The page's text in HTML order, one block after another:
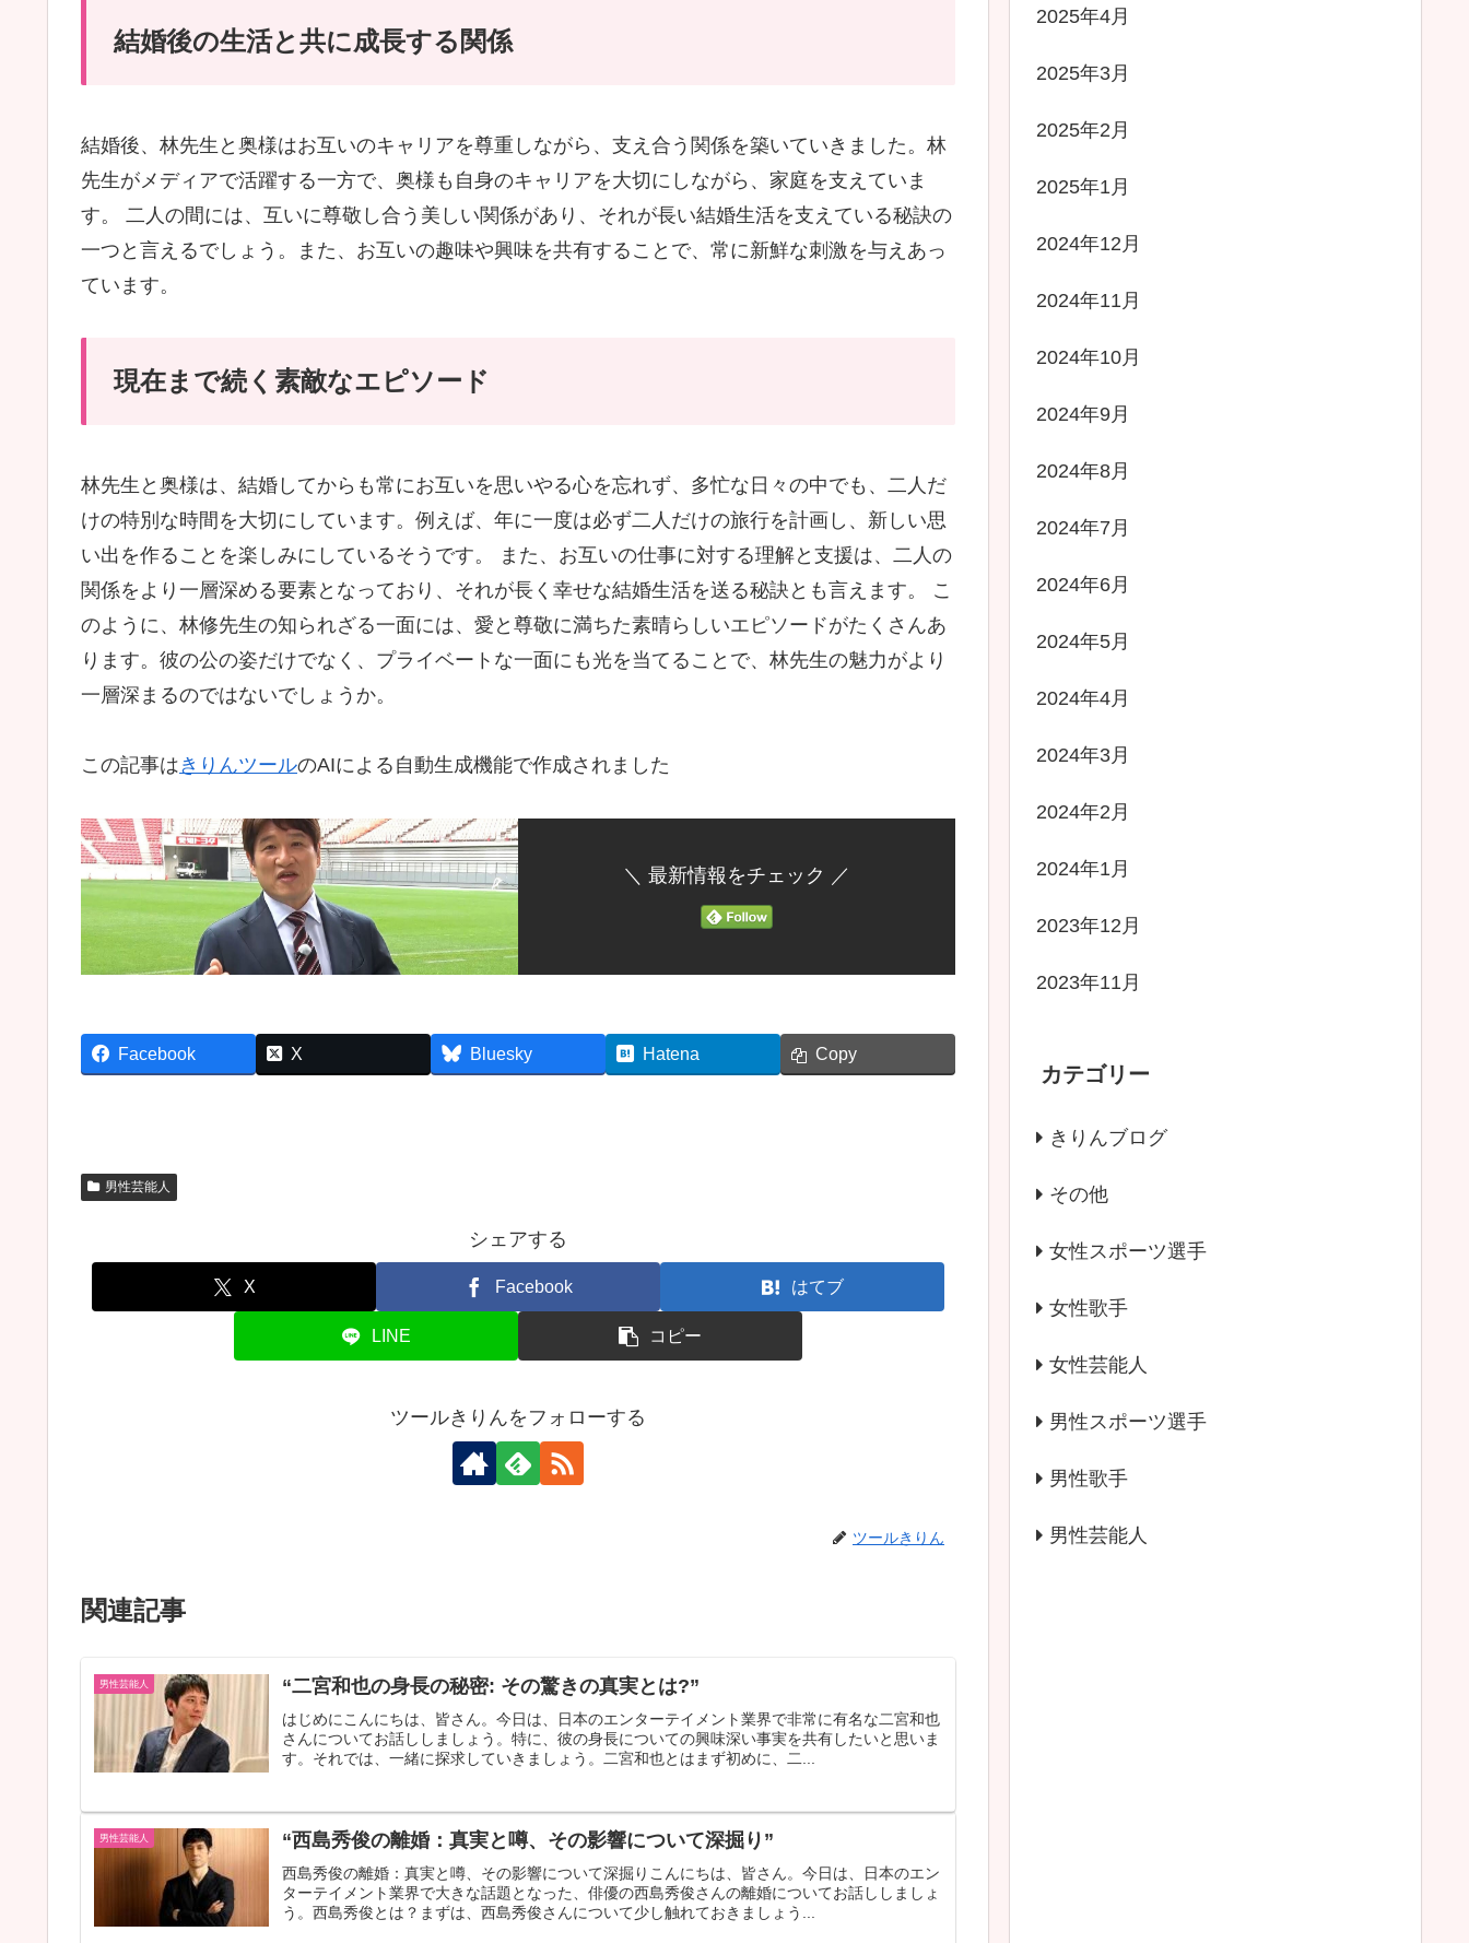
結婚後の生活と共に成長する関係
結婚後、林先生と奥様はお互いのキャリアを尊重しながら、支え合う関係を築いていきました。林
先生がメディアで活躍する一方で、奥様も自身のキャリアを大切にしながら、家庭を支えていま
す。 二人の間には、互いに尊敬し合う美しい関係があり、それが長い結婚生活を支えている秘訣の
一つと言えるでしょう。また、お互いの趣味や興味を共有することで、常に新鮮な刺激を与えあっ
ています。
現在まで続く素敵なエピソード
林先生と奥様は、結婚してからも常にお互いを思いやる心を忘れず、多忙な日々の中でも、二人だ
けの特別な時間を大切にしています。例えば、年に一度は必ず二人だけの旅行を計画し、新しい思
い出を作ることを楽しみにしているそうです。 また、お互いの仕事に対する理解と支援は、二人の
関係をより一層深める要素となっており、それが長く幸せな結婚生活を送る秘訣とも言えます。 こ
のように、林修先生の知られざる一面には、愛と尊敬に満ちた素晴らしいエピソードがたくさんあ
ります。彼の公の姿だけでなく、プライベートな一面にも光を当てることで、林先生の魅力がより
一層深まるのではないでしょうか。
この記事はきりんツールのAIによる自動生成機能で作成されました
＼ 最新情報をチェック ／
Facebook X Bluesky Hatena Copy
男性芸能人
シェアする
X Facebook はてブ
LINE コピー
ツールきりんをフォローする
ツールきりん
関連記事
男性芸能人 “二宮和也の身長の秘密: その驚きの真実とは?”
はじめにこんにちは、皆さん。今日は、日本のエンターテイメント業界で非常に有名な二宮和也
さんについてお話ししましょう。特に、彼の身長についての興味深い事実を共有したいと思いま
す。それでは、一緒に探求していきましょう。二宮和也とはまず初めに、二...
男性芸能人 “西島秀俊の離婚：真実と噂、その影響について深掘り”
西島秀俊の離婚：真実と噂、その影響について深掘りこんにちは、皆さん。今日は、日本のエン
ターテイメント業界で大きな話題となった、俳優の西島秀俊さんの離婚についてお話ししましょ
う。西島秀俊とは？まずは、西島秀俊さんについて少し触れておきましょう...
2025年4月
2025年3月
2025年2月
2025年1月
2024年12月
2024年11月
2024年10月
2024年9月
2024年8月
2024年7月
2024年6月
2024年5月
2024年4月
2024年3月
2024年2月
2024年1月
2023年12月
2023年11月
カテゴリー
きりんブログ
その他
女性スポーツ選手
女性歌手
女性芸能人
男性スポーツ選手
男性歌手
男性芸能人